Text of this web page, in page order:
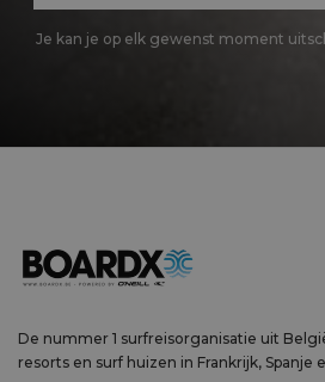
Je kan je op elk gewenst moment
De nummer 1 surfreisorganisatie uit
resorts en surf huizen in Frankrijk, Spanje